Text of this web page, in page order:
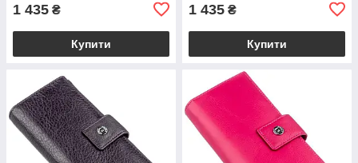
1 435 ₴
Купити
1 435 ₴
Купити